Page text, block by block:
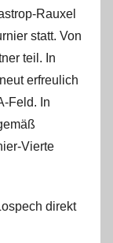
Rauxel
statt. Von
teil. In
erfreulich
Feld. In
Vierte
direkt